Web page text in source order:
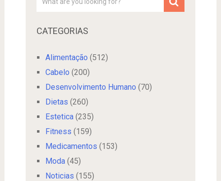
CATEGORIAS
Alimentação (512)
Cabelo (200)
Desenvolvimento Humano (70)
Dietas (260)
Estetica(235)
Fitness (159)
Medicamentos (153)
Moda(45)
Noticias (155)